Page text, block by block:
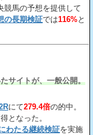
競馬の予想を提供して
の長期検証では116%と
サイトが、一般公開。
にて279.4倍の的中。
となった。
わたる継続検証を実施